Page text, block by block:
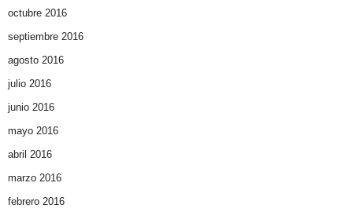
octubre 2016
septiembre 2016
agosto 2016
julio 2016
junio 2016
mayo 2016
abril 2016
marzo 2016
febrero 2016